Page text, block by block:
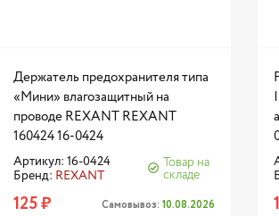
Держатель предохранителя типа
«Мини» влагозащитный на
проводе REXANT REXANT
160424 16-0424
Артикул: 16-0424
Бренд: REXANT
Товар на
складе
125 ₽ Самовывоз:10.08.2026